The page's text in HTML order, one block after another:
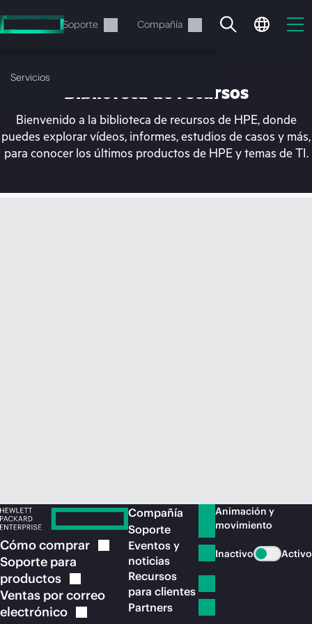
al
contenido
Soporte Compañía
Servicios
En estos momentos, tu
Biblioteca de recursos
Bienvenido a la biblioteca de recursos de HPE, donde
puedes explorar vídeos, informes, estudios de casos y más,
para conocer los últimos productos de HPE y temas de TI.
Cómocomprar
Soporte para
productos
Ventas por correo
electrónico
Compañía
Soporte
Eventos y
noticias
Recursos
para clientes
Partners
Animación y
movimiento
Inactivo Activo